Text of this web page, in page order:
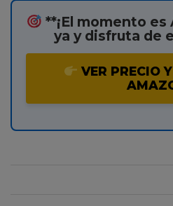
**¡El momento es
ya y disfruta de
VER PRECIO